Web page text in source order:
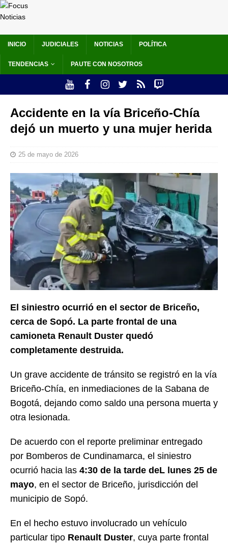
INICIO JUDICIALES NOTICIAS POLÍTICA
TENDENCIAS PAUTE CON NOSOTROS
Accidente en la vía Briceño-Chía
dejó un muerto y una mujer herida
25 de mayo de 2026
El siniestro ocurrió en el sector de Briceño,
cerca de Sopó. La parte frontal de una
camioneta Renault Duster quedó
completamente destruida.
Un grave accidente de tránsito se registró en la vía
Briceño-Chía, en inmediaciones de la Sabana de
Bogotá, dejando como saldo una persona muerta y
otra lesionada.
De acuerdo con el reporte preliminar entregado
por Bomberos de Cundinamarca, el siniestro
ocurrió hacia las 4:30 de la tarde deL lunes 25 de
mayo, en el sector de Briceño, jurisdicción del
municipio de Sopó.
En el hecho estuvo involucrado un vehículo
particular tipo Renault Duster, cuya parte frontal